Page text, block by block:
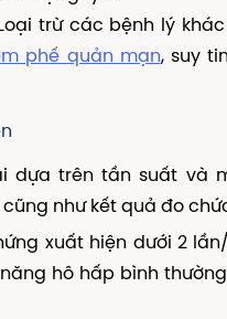
trừ các bệnh lý
phế quản mạn, suy
dựa trên tần suất và
như kết quả đo
xuất hiện dưới 2
hô hấp bình